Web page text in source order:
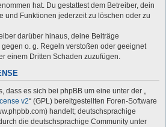
hat. Du gestattest dem Betreiber, dein
und Funktionen jederzeit zu löschen oder zu
darüber hinaus, deine Beiträge
o. g. Regeln verstoßen oder geeignet
einem Dritten Schaden zuzufügen.
dass es sich bei phpBB um eine unter der „
v2“ (GPL) bereitgestellten Foren-Software
handelt; deutschsprachige
die deutschsprachige Community unter